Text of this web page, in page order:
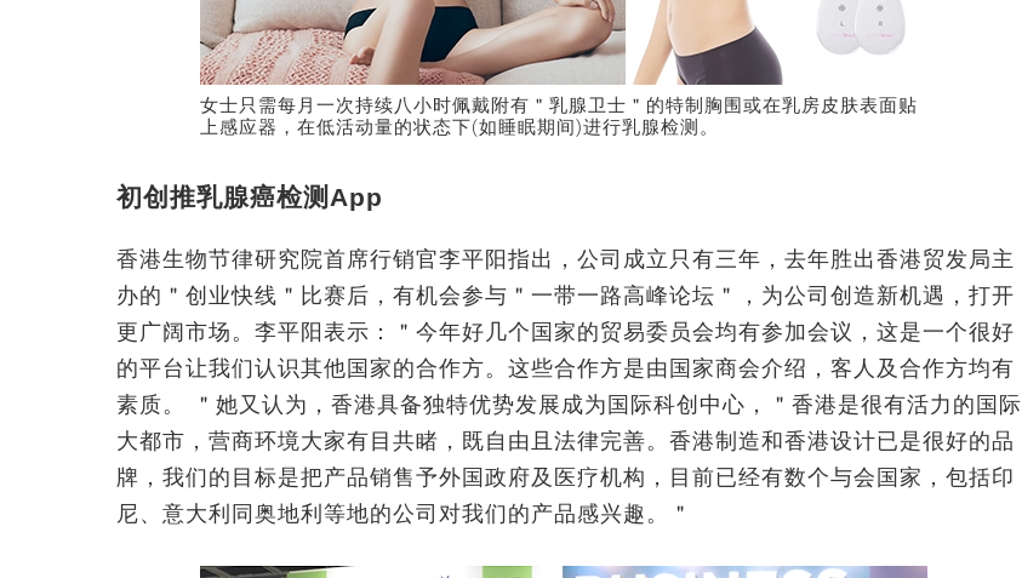
女士只需每月一次持续八小时佩戴附有＂乳腺卫士＂的特制胸围或在乳房皮肤表面贴
上感应器，在低活动量的状态下(如睡眠期间)进行乳腺检测。
初创推乳腺癌检测App
香港生物节律研究院首席行销官李平阳指出，公司成立只有三年，去年胜出香港贸发局主
办的＂创业快线＂比赛后，有机会参与＂一带一路高峰论坛＂，为公司创造新机遇，打开
更广阔市场。李平阳表示：＂今年好几个国家的贸易委员会均有参加会议，这是一个很好
的平台让我们认识其他国家的合作方。这些合作方是由国家商会介绍，客人及合作方均有
素质。 ＂她又认为，香港具备独特优势发展成为国际科创中心，＂香港是很有活力的国际
大都市，营商环境大家有目共睹，既自由且法律完善。香港制造和香港设计已是很好的品
牌，我们的目标是把产品销售予外国政府及医疗机构，目前已经有数个与会国家，包括印
尼、意大利同奥地利等地的公司对我们的产品感兴趣。＂